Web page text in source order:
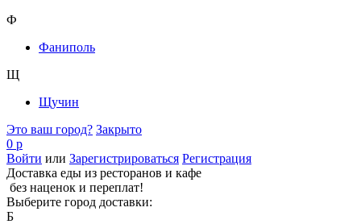
Ф
Фаниполь
Щ
Щучин
Это ваш город? Закрыто
0 р
Войти или Зарегистрироваться Регистрация
Доставка еды из ресторанов и кафе
без наценок и переплат!
Выберите город доставки:
Б